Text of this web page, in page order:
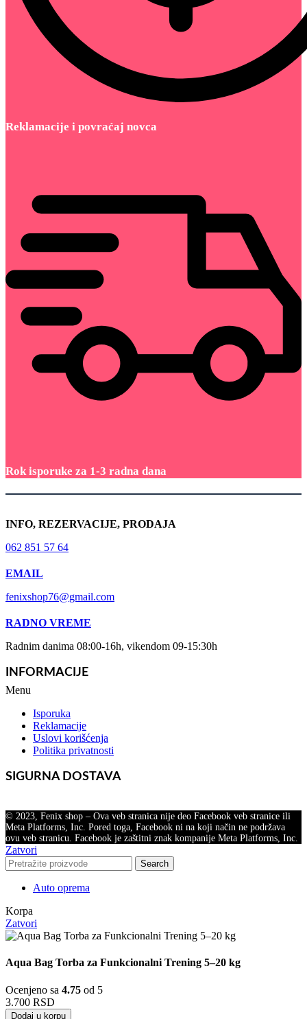
Reklamacije i povraćaj novca
Rok isporuke za 1-3 radna dana
INFO, REZERVACIJE, PRODAJA
062 851 57 64
EMAIL
fenixshop76@gmail.com
RADNO VREME
Radnim danima 08:00-16h, vikendom 09-15:30h
INFORMACIJE
Menu
Isporuka
Reklamacije
Uslovi korišćenja
Politika privatnosti
SIGURNA DOSTAVA
© 2023, Fenix shop – Ova veb stranica nije deo Facebook veb stranice ili
Meta Platforms, Inc. Pored toga, Facebook ni na koji način ne podržava
ovu veb stranicu. Facebook je zaštitni znak kompanije Meta Platforms, Inc.
Zatvori
Search
Auto oprema
Korpa
Zatvori
Aqua Bag Torba za Funkcionalni Trening 5–20 kg
Ocenjeno sa 4.75 od 5
3.700 RSD
Dodaj u korpu